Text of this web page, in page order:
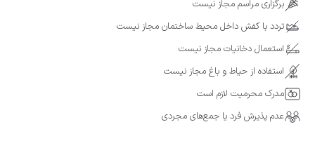
برگزاری مراسم مجاز نیست
تردد با کفش داخل محیط ساختمان مجاز نیست
استعمال دخانیات مجاز نیست
استفاده از حیاط و باغ مجاز نیست
مدرک محرمیت لازم است
عدم پذیرش فرد یا جمع‌های مجردی